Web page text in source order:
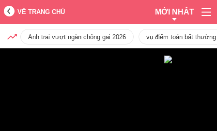
VỀ TRANG CHỦ MỚI NHẤT
Anh trai vượt ngàn chông gai 2026 vụ điểm toán bất